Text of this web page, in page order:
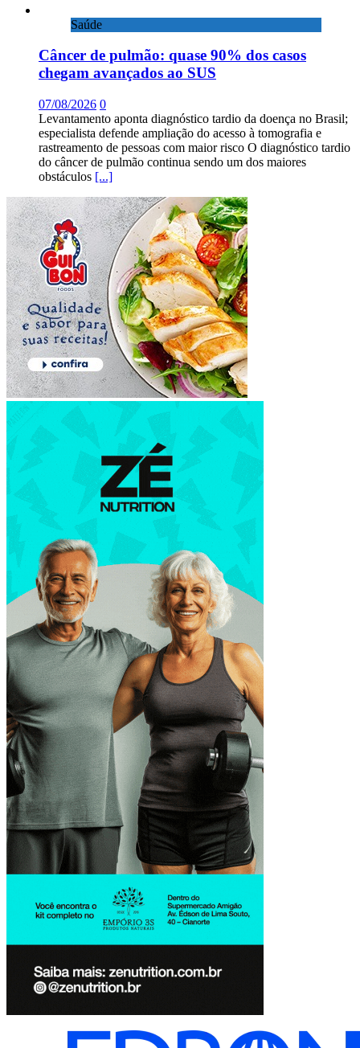
Saúde
Câncer de pulmão: quase 90% dos casos
chegam avançados ao SUS
07/08/2026 0
Levantamento aponta diagnóstico tardio da doença no Brasil;
especialista defende ampliação do acesso à tomografia e
rastreamento de pessoas com maior risco O diagnóstico tardio
do câncer de pulmão continua sendo um dos maiores
obstáculos [...]